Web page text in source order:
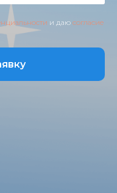
и даю согласие